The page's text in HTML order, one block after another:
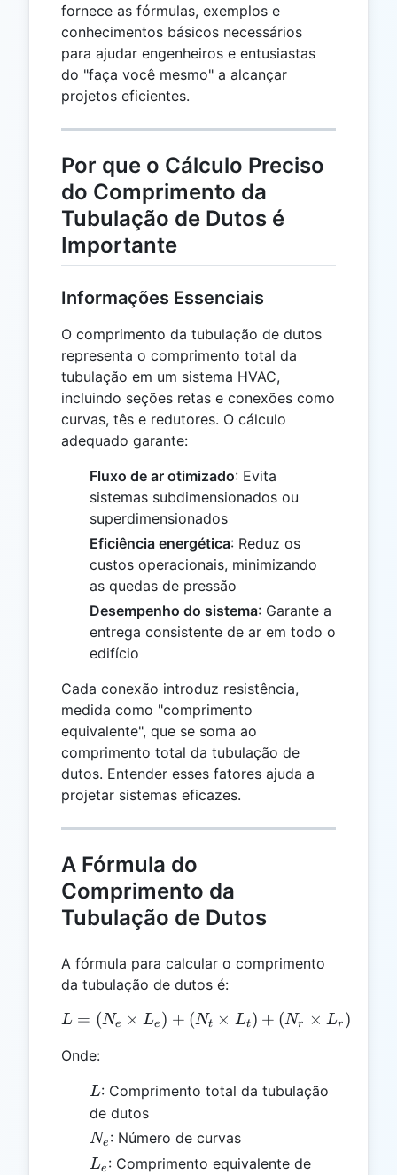
fornece as fórmulas, exemplos e
conhecimentos básicos necessários
para ajudar engenheiros e entusiastas
do "faça você mesmo" a alcançar
projetos eficientes.
Por que o Cálculo Preciso
do Comprimento da
Tubulação de Dutos é
Importante
Informações Essenciais
O comprimento da tubulação de dutos
representa o comprimento total da
tubulação em um sistema HVAC,
incluindo seções retas e conexões como
curvas, tês e redutores. O cálculo
adequado garante:
Fluxo de ar otimizado: Evita
sistemas subdimensionados ou
superdimensionados
Eficiência energética: Reduz os
custos operacionais, minimizando
as quedas de pressão
Desempenho do sistema: Garante a
entrega consistente de ar em todo o
edifício
Cada conexão introduz resistência,
medida como "comprimento
equivalente", que se soma ao
comprimento total da tubulação de
dutos. Entender esses fatores ajuda a
projetar sistemas eficazes.
A Fórmula do
Comprimento da
Tubulação de Dutos
A fórmula para calcular o comprimento
da tubulação de dutos é:
L = (N_e \times L_e) +
L = (Ne × Le ) + (Nt × Lt) + (Nr × Lr )
Onde:
L
L: Comprimento total da tubulação
de dutos
N_e
Ne : Número de curvas
L_e
Le : Comprimento equivalente de